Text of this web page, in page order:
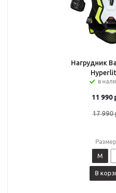
Нагрудник
в
11 990
17 990
M
В